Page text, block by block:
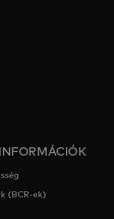
tab
(BCR-ek)